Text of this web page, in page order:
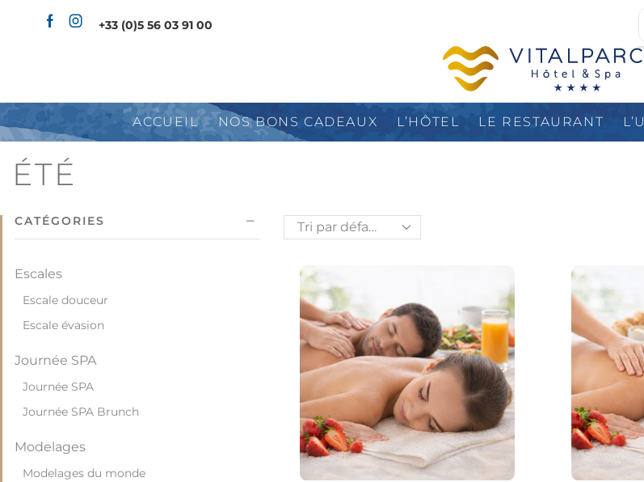
+33 (0)5 56 03 91 00
ACCUEIL NOS BONS CADEAUX L’HÔTEL LE RESTAURANT
ÉTÉ
CATÉGORIES
Escales
Escale douceur
Escale évasion
Journée SPA
Journée SPA
Journée SPA Brunch
Modelages
Modelages du monde